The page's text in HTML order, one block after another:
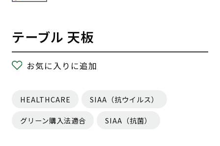
テーブル 天板
お気に入りに追加
HEALTHCARE SIAA（抗ウイルス）
グリーン購入法適合 SIAA（抗菌）